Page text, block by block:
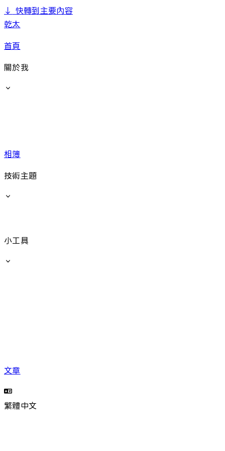
↓快轉到主要內容
乾太
首頁
關於我
相簿
技術主題
小工具
文章
繁體中文